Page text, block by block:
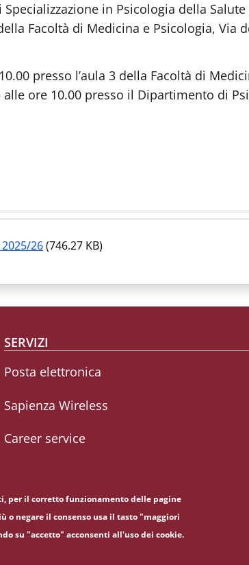
Specializzazione in Psicologia della
Facoltà di Medicina e Psicologia, Via
presso l’aula 3 della Facoltà di
alle ore 10.00 presso il Dipartimento di
26(746.27 KB)
SERVIZI
Posta elettronica
Sapienza Wireless
Career service
per il corretto funzionamento delle pagine
o negare il consenso usa il tasto "maggiori
su "accetto" acconsenti all'uso dei cookie.